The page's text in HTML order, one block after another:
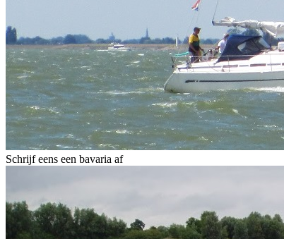
Schrijf eens een bavaria af